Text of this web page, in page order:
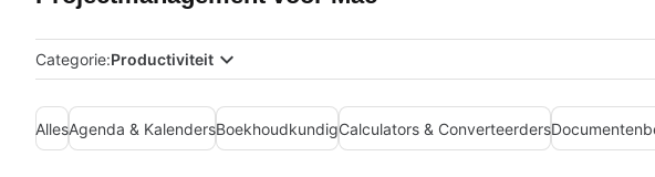
Categorie:Productiviteit
AllesAgenda & KalendersBoekhoudkundigCalculators & Converteerders